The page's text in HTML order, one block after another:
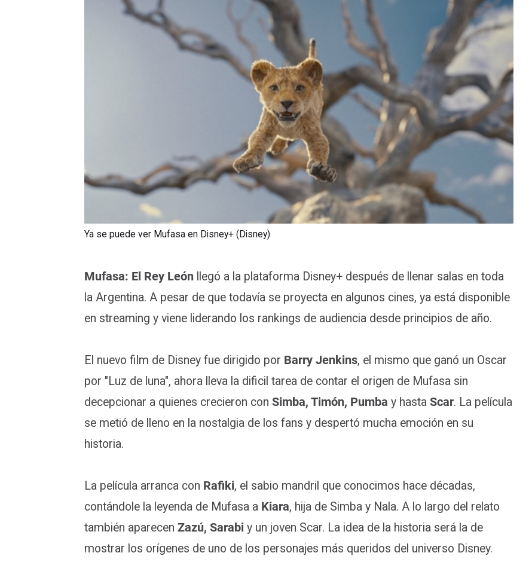
Ya se puede ver Mufasa en Disney+ (Disney)
Mufasa: El Rey Leónllegó a la plataforma Disney+ después de llenar salas en toda
la Argentina. A pesar de que todavía se proyecta en algunos cines, ya está disponible
en streaming y viene liderando los rankings de audiencia desde principios de año.
El nuevo film de Disney fue dirigido por Barry Jenkins, el mismo que ganó un Oscar
por "Luz de luna", ahora lleva la dificil tarea de contar el origen de Mufasa sin
decepcionar a quienes crecieron con Simba, Timón, Pumba y hasta Scar. La película
se metió de lleno en la nostalgia de los fans y despertó mucha emoción en su
historia.
La película arranca con Rafiki, el sabio mandril que conocimos hace décadas,
contándole la leyenda de Mufasa a Kiara, hija de Simba y Nala. A lo largo del relato
también aparecen Zazú, Sarabiy un joven Scar. La idea de la historia será la de
mostrar los orígenes de uno de los personajes más queridos del universo Disney.